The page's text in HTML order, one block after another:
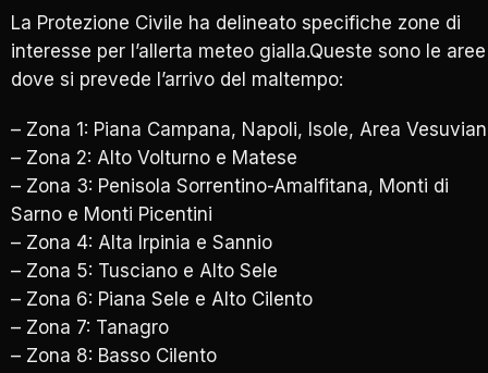
La Protezione Civile ha delineato specifiche zone di
interesse per l’allerta meteo gialla.Queste sono le aree
dove si prevede l’arrivo del maltempo:
– Zona 1: Piana Campana, Napoli, Isole, Area
– Zona 2: Alto Volturno e Matese
– Zona 3: Penisola Sorrentino-Amalfitana, Monti di
Sarno e Monti Picentini
– Zona 4: Alta Irpinia e Sannio
– Zona 5: Tusciano e Alto Sele
– Zona 6: Piana Sele e Alto Cilento
– Zona 7: Tanagro
– Zona 8: Basso Cilento